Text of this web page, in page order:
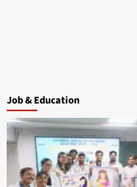
Job & Education